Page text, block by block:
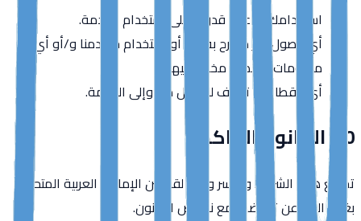
استخدامك أو عدم قدرتك على استخدام الخدمة.
أي وصول غير مصرح به إلى أو استخدام خوادمنا و/أو أي
معلومات شخصية مخزنة فيها.
أي انقطاع أو توقف للإرسال من وإلى الخدمة.
10. القانون الحاكم
تخضع هذه الشروط وتفسر وفقًا لقوانين الإمارات العربية المتحدة،
بغض النظر عن تعارضها مع نصوص القانون.